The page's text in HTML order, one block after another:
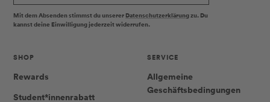
Mit dem Absenden stimmst du unserer Datenschutzerklärungzu. Du
kannst deine Einwilligung jederzeit widerrufen.
SHOP
Rewards
Student*innenrabatt
SERVICE
Allgemeine
Geschäftsbedingungen